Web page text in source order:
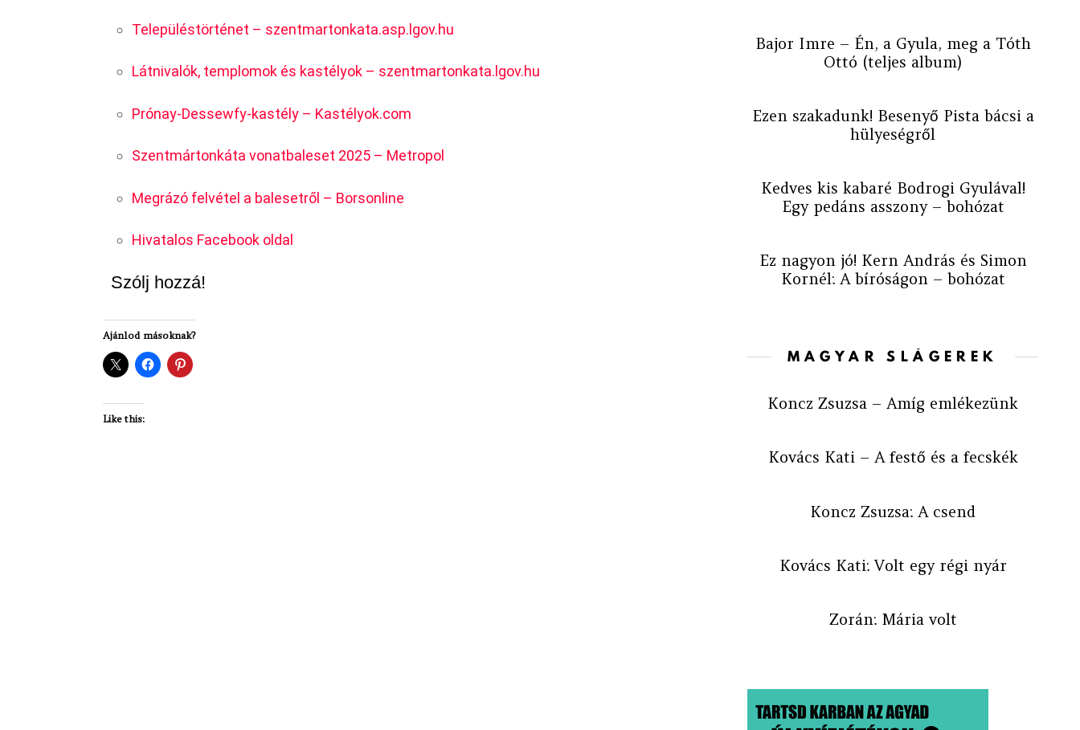
Településtörténet – szentmartonkata.asp.lgov.hu
Látnivalók, templomok és kastélyok – szentmartonkata.lgov.hu
Prónay-Dessewfy-kastély – Kastélyok.com
Szentmártonkáta vonatbaleset 2025 – Metropol
Megrázó felvétel a balesetről – Borsonline
Hivatalos Facebook oldal
Szólj hozzá!
Ajánlod másoknak?
Like this:
Bajor Imre – Én, a Gyula, meg a Tóth
Ottó (teljes album)
Ezen szakadunk! Besenyő Pista bácsi a
hülyeségről
Kedves kis kabaré Bodrogi Gyulával!
Egy pedáns asszony – bohózat
Ez nagyon jó! Kern András és Simon
Kornél: A bíróságon – bohózat
MAGYAR SLÁGEREK
Koncz Zsuzsa – Amíg emlékezünk
Kovács Kati – A festő és a fecskék
Koncz Zsuzsa: A csend
Kovács Kati: Volt egy régi nyár
Zorán: Mária volt